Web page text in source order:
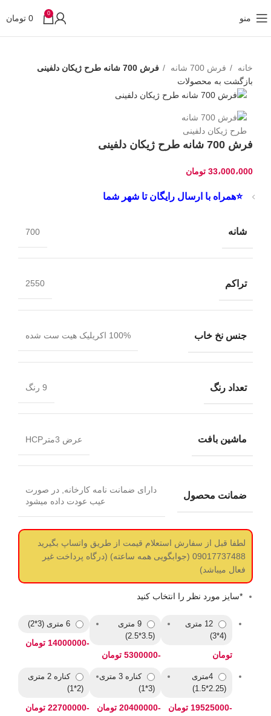
منو 0
0 تومان
خانه فرش 700 شانه
فرش 700 شانه طرح ژیکان دلفینی
بازگشت به محصولات
فرش 700 شانه طرح ژیکان دلفینی
33،000،000 تومان
⭐همراه با ارسال رایگان تا شهر شما
شانه 700
تراکم 2550
جنس نخ خاب 100% اکریلیک هیت ست شده
تعداد رنگ 9 رنگ
ماشین بافت عرض 3مترHCP
ضمانت محصول
دارای ضمانت نامه کارخانه, در صورت
عیب عودت داده میشود
لطفا قبل از سفارش استعلام قیمت از طریق واتساپ بگیرید
09017737488 (جوابگویی همه ساعته) (درگاه پرداخت غیر
فعال میباشد)
*سایز مورد نظر را انتخاب کنید
12 متری
(4*3)
تومان
9 متری
(3.5*2.5)
-5300000 تومان
6 متری (3*2)
-14000000 تومان
4متری
(2.25*1.5)
-19525000 تومان
کناره 3 متری
(3*1)
-20400000 تومان
کناره 2 متری
(2*1)
-22700000 تومان